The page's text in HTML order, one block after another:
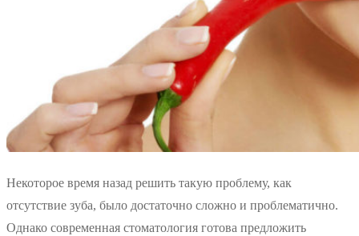
Некоторое время назад решить такую проблему, как
отсутствие зуба, было достаточно сложно и проблематично.
Однако современная стоматология готова предложить